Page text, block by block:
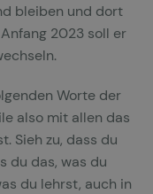
bleiben und dort
2023 soll er
Worte der
also mit allen das
Sieh zu, dass du
du das, was du
du lehrst, auch in